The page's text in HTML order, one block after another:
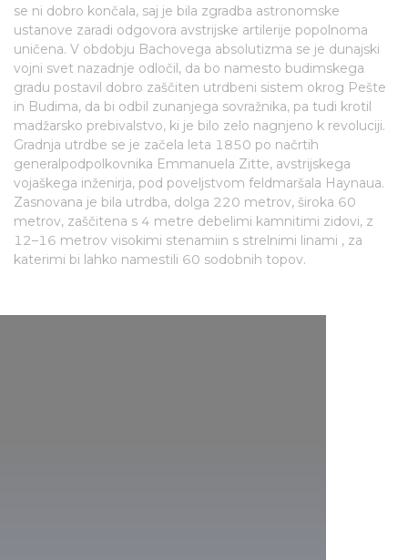
se ni dobro končala, saj je bila zgradba astronomske
ustanove zaradi odgovora avstrijske artilerije popolnoma
uničena. V obdobju Bachovega absolutizma se je dunajski
vojni svet nazadnje odločil, da bo namesto budimskega
gradu postavil dobro zaščiten utrdbeni sistem okrog Pešte
in Budima, da bi odbil zunanjega sovražnika, pa tudi krotil
madžarsko prebivalstvo, ki je bilo zelo nagnjeno k revoluciji.
Gradnja utrdbe se je začela leta 1850 po načrtih
generalpodpolkovnika Emmanuela Zitte, avstrijskega
vojaškega inženirja, pod poveljstvom feldmaršala Haynaua.
Zasnovana je bila utrdba, dolga 220 metrov, široka 60
metrov, zaščitena s 4 metre debelimi kamnitimi zidovi, z
12–16 metrov visokimi stenamiin s strelnimi linami , za
katerimi bi lahko namestili 60 sodobnih topov.